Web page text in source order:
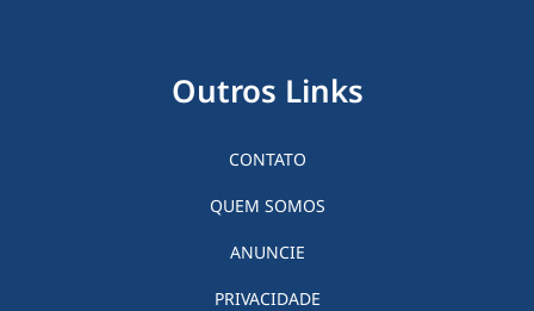
Outros Links
CONTATO
QUEM SOMOS
ANUNCIE
PRIVACIDADE